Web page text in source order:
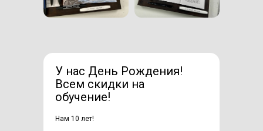
Нам 10 лет!
У нас День Рождения!
Всем скидки на
обучение!